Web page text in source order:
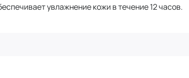
увлажнение кожи в течение 12 часов.